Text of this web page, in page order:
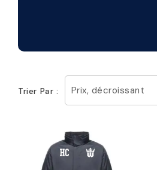
Trier Par : Prix, décroissant